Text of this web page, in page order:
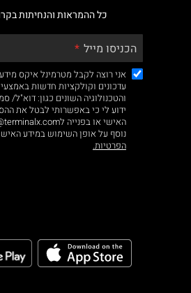
כל ההמראות והנחיתות
הכניסו מייל
אני רוצה לקבל מטרמינל איקס
עדכונים וקולקציות חדשות
והטכנולוגיה השונים כגון: דוא"ל/
ידוע לי כי באפשרותי לבטל את
נוסף על אופן השימוש במידע
הפרטיות.